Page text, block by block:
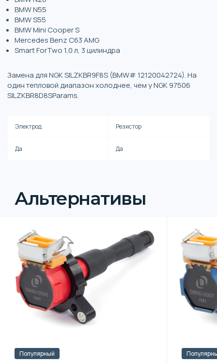
BMW N55
BMW S55
BMW Mini Cooper S
Mercedes Benz C63 AMG
Smart ForTwo 1,0 л, 3 цилиндра
Замена для NGK SILZKBR9F8S (BMW# 12120042724). На
один тепловой диапазон холоднее, чем у NGK 97506
SILZKBR8D8SParams.
Электрод Резистор
Да Да
Альтернативы
Популярный